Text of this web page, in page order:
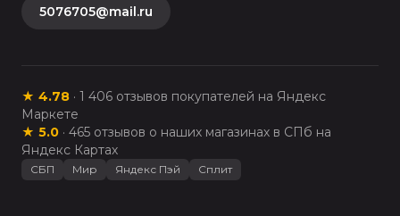
5076705@mail.ru
★ 4.78 · 1 406 отзывов покупателей на Яндекс
Маркете
★ 5.0 · 465 отзывов о наших магазинах в СПб на
Яндекс Картах
СБП Мир Яндекс Пэй Сплит